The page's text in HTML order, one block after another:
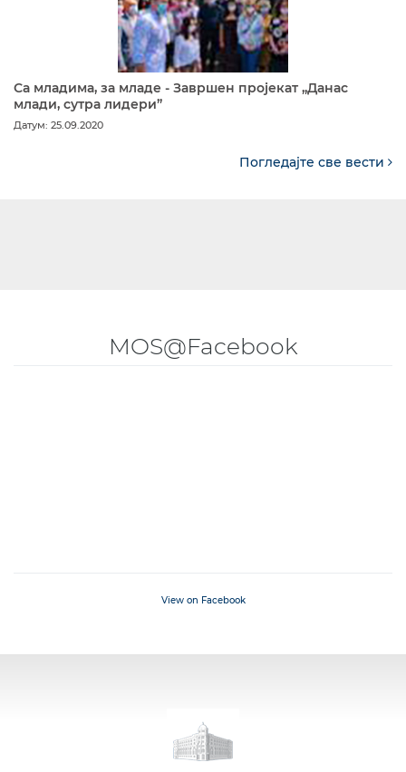
Са младима, за младе - Завршен пројекат „Данас
млади, сутра лидери”
Датум: 25.09.2020
Погледајте све вести
MOS@Facebook
View on Facebook